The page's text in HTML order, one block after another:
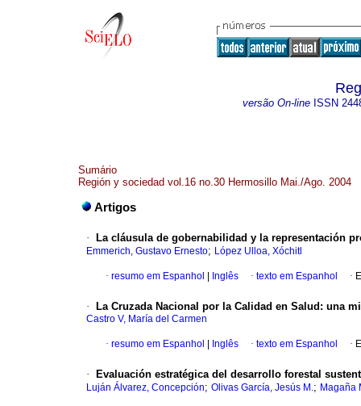
versão On-line ISSN
Sumário
Región y sociedad vol.16 no.30 Hermosillo Mai./Ago. 2004
Artigos
· La cláusula de gobernabilidad y la representación
Emmerich, Gustavo Ernesto; López Ulloa, Xóchitl
· resumo em Espanhol Inglês · texto em Espanhol ·
· La Cruzada Nacional por la Calidad en Salud : una
Castro V, María del Carmen
· resumo em Espanhol Inglês · texto em Espanhol ·
· Evaluación estratégica del desarrollo forestal
Luján Álvarez, Concepción; Olivas García, Jesús M.; Magaña